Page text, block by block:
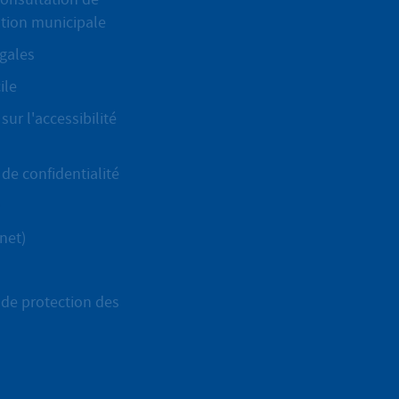
municipale
l'accessibilité
confidentialité
protection des